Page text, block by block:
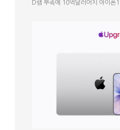
D램 부족에 10억달러어치 아이폰